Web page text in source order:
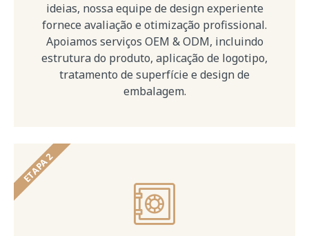
ideias, nossa equipe de design experiente
fornece avaliação e otimização profissional.
Apoiamos serviços OEM & ODM, incluindo
estrutura do produto, aplicação de logotipo,
tratamento de superfície e design de
embalagem.
ETAPA 2